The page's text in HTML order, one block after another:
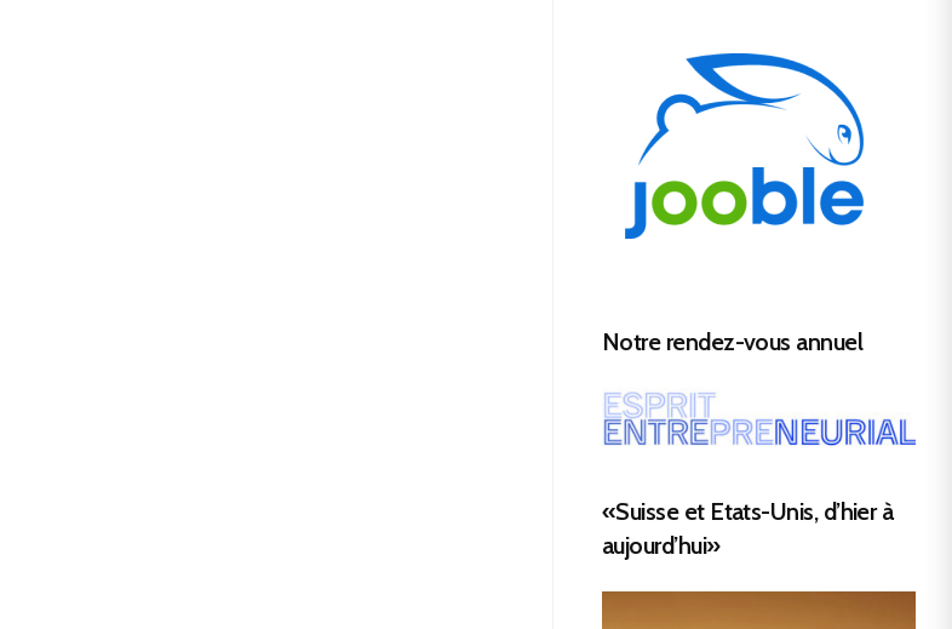
Notre rendez-vous annuel
«Suisse et Etats-Unis, d’hier à
aujourd’hui»